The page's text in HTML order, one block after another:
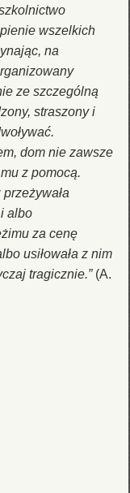
wszelkich
na
ze szczególną
straszony i
dom nie zawsze
z pomocą.
albo
za cenę
usiłowała z nim
tragicznie.”(A.